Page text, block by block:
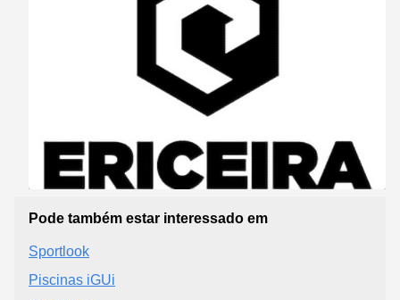
Pode também estar interessado em
Sportlook
Piscinas iGUi